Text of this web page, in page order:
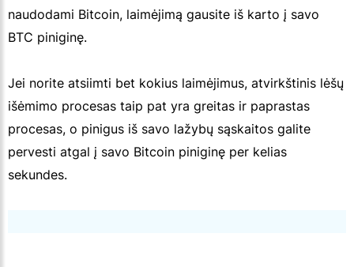
naudodami Bitcoin, laimėjimą gausite iš karto į savo
BTC piniginę.
Jei norite atsiimti bet kokius laimėjimus, atvirkštinis lėšų
išėmimo procesas taip pat yra greitas ir paprastas
procesas, o pinigus iš savo lažybų sąskaitos galite
pervesti atgal į savo Bitcoin piniginę per kelias
sekundes.